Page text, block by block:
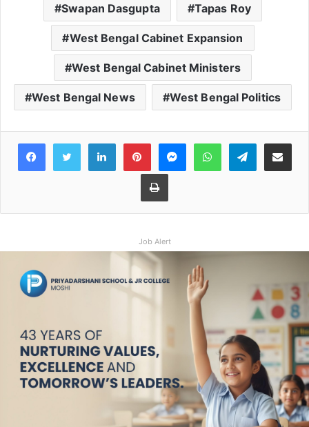
Swapan Dasgupta Tapas Roy
West Bengal Cabinet Expansion
West Bengal Cabinet Ministers
West Bengal News West Bengal Politics
Facebook
TwitterLinkedInPinterestMessenger
WhatsApp
Print
Job Alert